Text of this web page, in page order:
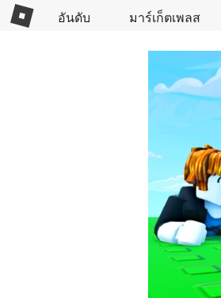
อันดับ มาร์เก็ตเพลส